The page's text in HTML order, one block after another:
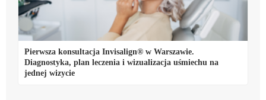
Pierwsza konsultacja Invisalign® w Warszawie.
Diagnostyka, plan leczenia i wizualizacja uśmiechu na
jednej wizycie